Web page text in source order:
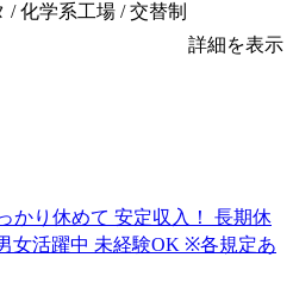
/ 化学系工場 / 交替制
詳細を表示